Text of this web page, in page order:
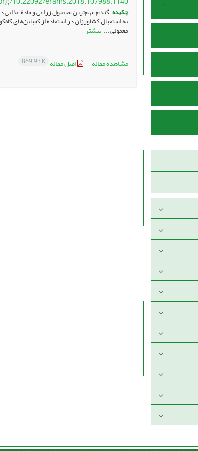
چکیده گندم مهم‌ترین محصول زراعی و مادۀ غذایی
به استقبال کشاورزان در استفاده از کمباین‌های
معمولی ...بیشتر
مشاهده مقاله اصل مقاله 869.93 K